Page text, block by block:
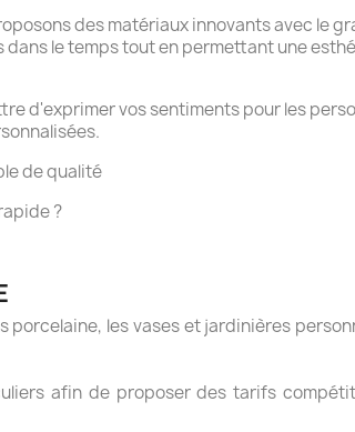
des matériaux innovants avec le
le temps tout en permettant une
d'exprimer vos sentiments pour les
de qualité
?
porcelaine, les vases et jardinières
afin de proposer des tarifs